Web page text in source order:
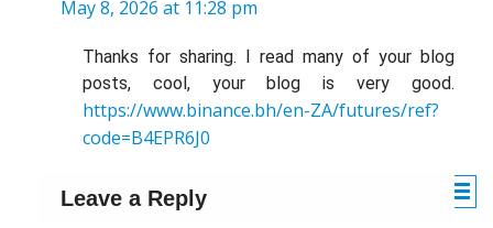
May 8, 2026 at 11:28 pm
Thanks for sharing. I read many of your blog
posts, cool, your blog is very good.
https://www.binance.bh/en-ZA/futures/ref?
code=B4EPR6J0
Leave a Reply